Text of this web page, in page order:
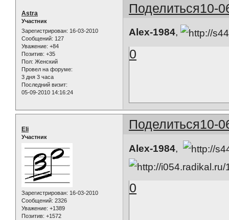
Поделиться10-
Astra
Участник
Зарегистрирован: 16-03-2010
Сообщений: 127
Уважение: +84
Позитив: +35
Пол: Женский
Провел на форуме:
3 дня 3 часа
Последний визит:
05-09-2010 14:16:24
Alex-1984,
0
Поделиться10-
Eli
Участник
Зарегистрирован: 16-03-2010
Сообщений: 2326
Уважение: +1389
Позитив: +1572
Alex-1984,
0